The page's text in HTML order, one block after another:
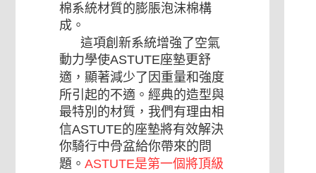
棉系統材質的膨脹泡沫棉構
成。
這項創新系統增強了空氣
動力學使ASTUTE座墊更舒
適，顯著減少了因重量和強度
所引起的不適。經典的造型與
最特別的材質，我們有理由相
信ASTUTE的座墊將有效解決
你騎行中骨盆給你帶來的問
題。 ASTUTE是第一個將頂級